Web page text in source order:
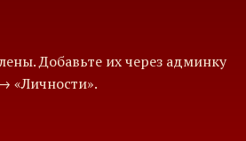
Добавьте их через админку
«Личности».